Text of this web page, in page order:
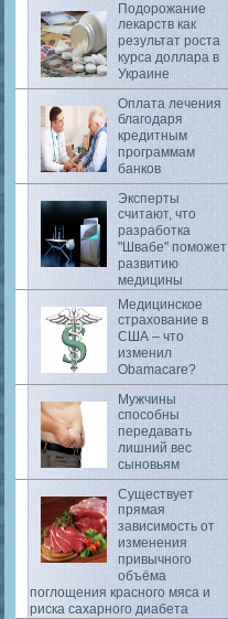
Подорожание
лекарств как
результат роста
курса доллара в
Украине
Оплата лечения
благодаря
кредитным
программам
банков
Эксперты
считают, что
разработка
"Швабе" поможет
развитию
медицины
Медицинское
страхование в
США – что
изменил
Obamacare?
Мужчины
способны
передавать
лишний вес
сыновьям
Существует
прямая
зависимость от
изменения
привычного
объёма
поглощения красного мяса и
риска сахарного диабета